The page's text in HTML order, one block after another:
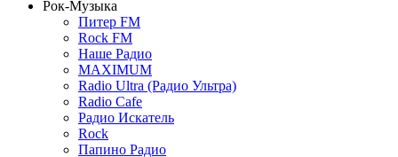
Рок-Музыка
Питер FM
Rock FM
Наше Радио
MAXIMUM
Radio Ultra (Радио Ультра)
Radio Cafe
Радио Искатель
Rock
Папино Радио